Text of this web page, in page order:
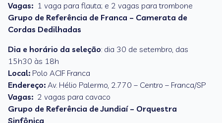
Vagas: 1 vaga para flauta; e 2 vagas para trombone
Grupo de Referência de Franca – Camerata de
Cordas Dedilhadas
Dia e horário da seleção: dia 30 de setembro, das
15h30 às 18h
Local: Polo ACIF Franca
Endereço: Av. Hélio Palermo, 2.770 – Centro – Franca/SP
Vagas: 2 vagas para cavaco
Grupo de Referência de Jundiaí – Orquestra
Sinfônica